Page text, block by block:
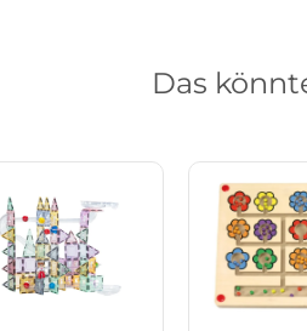
Das